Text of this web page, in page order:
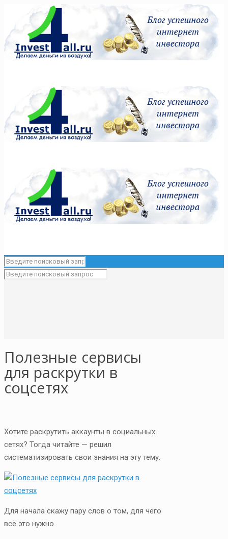
Полезные сервисы
для раскрутки в
соцсетях
Хотите раскрутить аккаунты в социальных
сетях? Тогда читайте — решил
систематизировать свои знания на эту тему.
Для начала скажу пару слов о том, для чего
всё это нужно.